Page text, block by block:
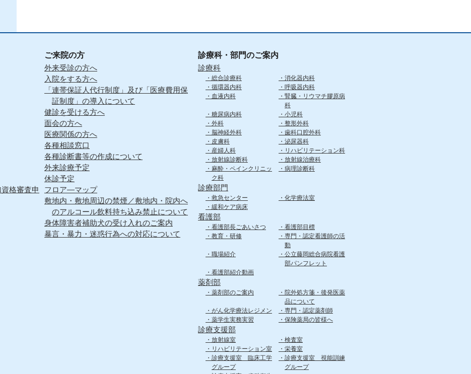
格審査申
ご来院の方
外来受診の方へ
入院をする方へ
「連帯保証人代行制度」及び「医療費用保
証制度」の導入について
健診を受ける方へ
面会の方へ
医療関係の方へ
各種相談窓口
各種診断書等の作成について
外来診療予定
休診予定
フロア―マップ
敷地内・敷地周辺の禁煙／敷地内・院内へ
のアルコール飲料持ち込み禁止について
身体障害者補助犬の受け入れのご案内
暴言・暴力・迷惑行為への対応について
診療科・部門のご案内
診療科
総合診療科
消化器内科
循環器内科
呼吸器内科
血液内科
腎臓・リウマチ膠原病
科
糖尿病内科
小児科
外科
整形外科
脳神経外科
歯科口腔外科
皮膚科
泌尿器科
産婦人科
リハビリテーション科
放射線診断科
放射線治療科
麻酔・ペインクリニッ
ク科
病理診断科
診療部門
救急センター
化学療法室
緩和ケア病床
看護部
看護部長ごあいさつ
看護部目標
教育・研修
専門・認定看護師の活
動
職場紹介
公立藤岡総合病院看護
部パンフレット
看護部紹介動画
薬剤部
薬剤部のご案内
院外処方箋・後発医薬
品について
がん化学療法レジメン
専門・認定薬剤師
薬学生実務実習
保険薬局の皆様へ
診療支援部
放射線室
検査室
リハビリテーション室
栄養室
診療支援室 臨床工学
グループ
診療支援室 視能訓練
グループ